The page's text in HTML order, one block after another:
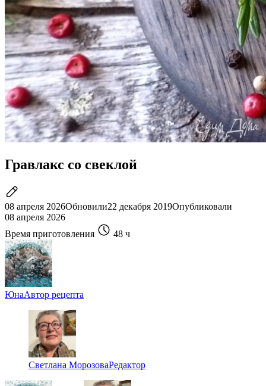
Гравлакс со свеклой
08 апреля 2026Обновили22 декабря 2019Опубликовали
08 апреля 2026
Время приготовления
48 ч
ЮнаАвтор рецепта
Светлана МорозоваРедактор